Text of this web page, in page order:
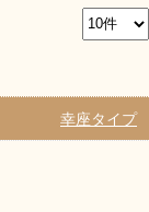
幸座タイプ